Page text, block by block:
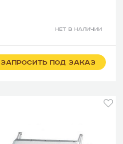
нет в наличии
ЗАПРОСИТЬ ПОД ЗАКАЗ